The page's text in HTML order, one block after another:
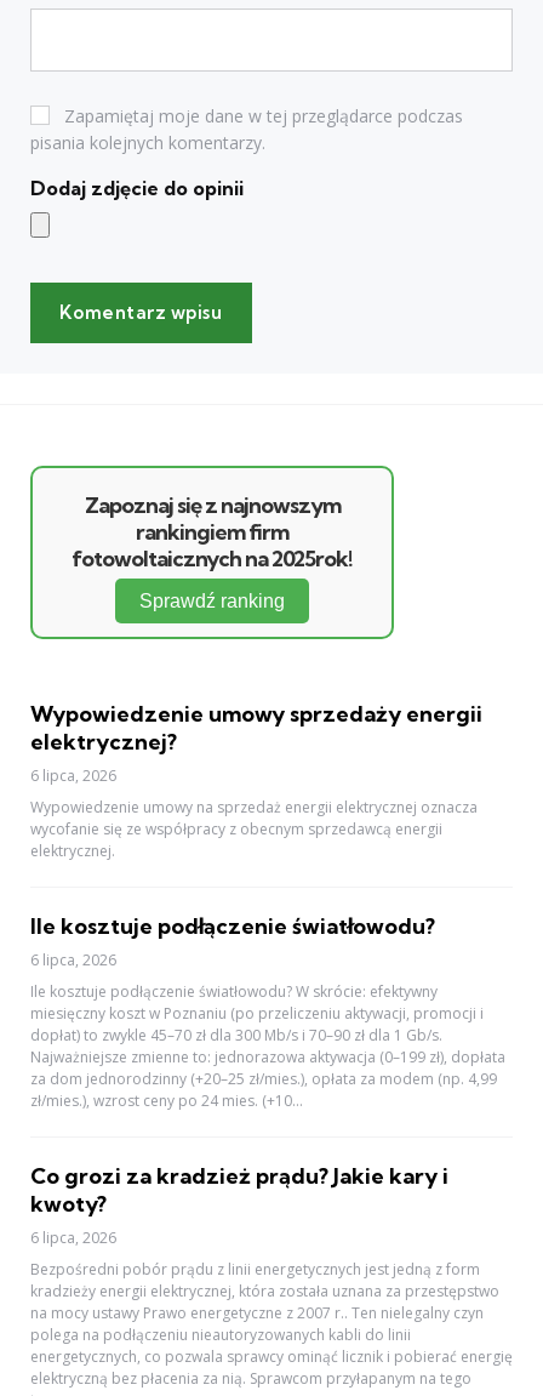
Zapamiętaj moje dane w tej przeglądarce podczas
pisania kolejnych komentarzy.
Dodaj zdjęcie do opinii
Zapoznaj się z najnowszym
rankingiem firm
fotowoltaicznych na 2025rok!
Sprawdź ranking
Wypowiedzenie umowy sprzedaży energii
elektrycznej?
6 lipca, 2026
Wypowiedzenie umowy na sprzedaż energii elektrycznej oznacza
wycofanie się ze współpracy z obecnym sprzedawcą energii
elektrycznej.
Ile kosztuje podłączenie światłowodu?
6 lipca, 2026
Ile kosztuje podłączenie światłowodu? W skrócie: efektywny
miesięczny koszt w Poznaniu (po przeliczeniu aktywacji, promocji i
dopłat) to zwykle 45–70 zł dla 300 Mb/s i 70–90 zł dla 1 Gb/s.
Najważniejsze zmienne to: jednorazowa aktywacja (0–199 zł), dopłata
za dom jednorodzinny (+20–25 zł/mies.), opłata za modem (np. 4,99
zł/mies.), wzrost ceny po 24 mies. (+10...
Co grozi za kradzież prądu? Jakie kary i
kwoty?
6 lipca, 2026
Bezpośredni pobór prądu z linii energetycznych jest jedną z form
kradzieży energii elektrycznej, która została uznana za przestępstwo
na mocy ustawy Prawo energetyczne z 2007 r.. Ten nielegalny czyn
polega na podłączeniu nieautoryzowanych kabli do linii
energetycznych, co pozwala sprawcy ominąć licznik i pobierać energię
elektryczną bez płacenia za nią. Sprawcom przyłapanym na tego